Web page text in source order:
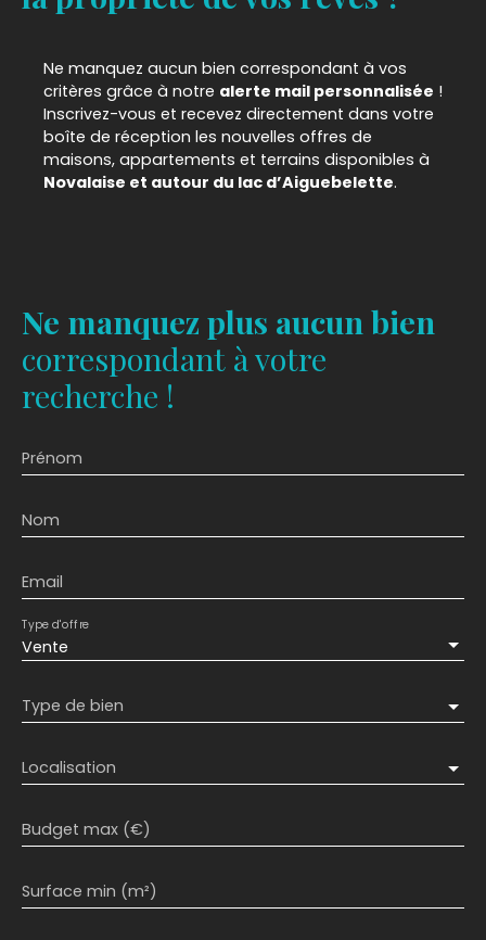
Ne manquez aucun bien correspondant à vos
critères grâce à notre alerte mail personnalisée !
Inscrivez-vous et recevez directement dans votre
boîte de réception les nouvelles offres de
maisons, appartements et terrains disponibles à
Novalaise et autour du lac d’Aiguebelette.
Ne manquez plus aucun bien
correspondant à votre
recherche !
Prénom
Nom
Email
Vente
Type d'offre
Type de bien
Localisation
Budget max (€)
Surface min (m²)